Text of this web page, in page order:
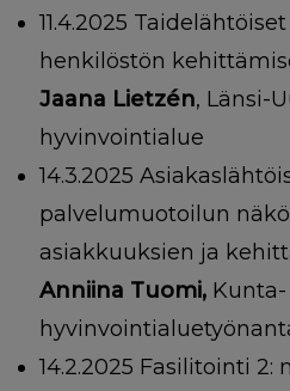
11.4.2025
henkilöstön
Jaana Lietzén, Länsi-
hyvinvointialue
14.3.2025
palvelumuotoilun
asiakkuuksien ja
Anniina Tuomi, Kunta-
14.2.2025 Fasilitointi